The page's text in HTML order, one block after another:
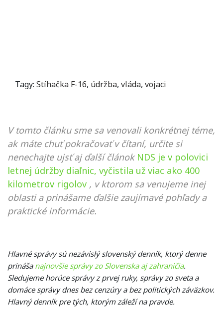
Tagy: Stíhačka F-16, údržba, vláda, vojaci
V tomto článku sme sa venovali konkrétnej téme,
ak máte chuť pokračovať v čítaní, určite si
nenechajte ujsť aj ďalší článok NDS je v polovici
letnej údržby diaľnic, vyčistila už viac ako 400
kilometrov rigolov , v ktorom sa venujeme inej
oblasti a prinášame ďalšie zaujímavé pohľady a
praktické informácie.
Hlavné správy sú nezávislý slovenský denník, ktorý denne
prináša najnovšie správy zo Slovenska aj zahraničia.
Sledujeme horúce správy z prvej ruky, správy zo sveta a
domáce správy dnes bez cenzúry a bez politických záväzkov.
Hlavný denník pre tých, ktorým záleží na pravde.